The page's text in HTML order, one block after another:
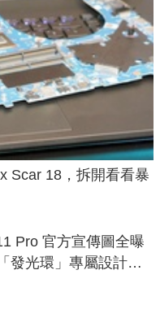
Scar 18，拆開看看暴
Pro 官方宣傳圖全曝
發光環」專屬設計、